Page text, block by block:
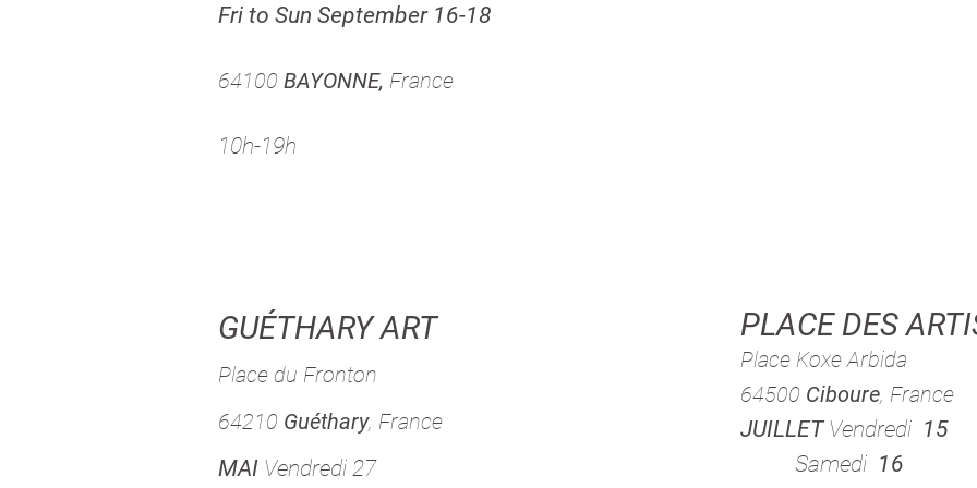
Fri to Sun September 16-18
64100 BAYONNE, France
10h-19h
GUÉTHARY ART
Place du Fronton
64210 Guéthary, France
MAI Vendredi 27
PLACE DES
Place Koxe Arbida
64500 Ciboure, France
JUILLETVendredi 15
Samedi 16